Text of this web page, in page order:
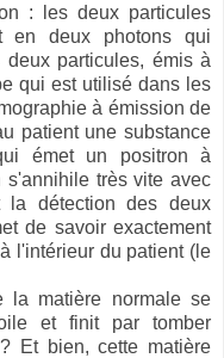
: les deux particules
en deux photons qui
particules, émis à
qui est utilisé dans les
à émission de
patient une substance
émet un positron à
s'annihile très vite avec
la détection des deux
de savoir exactement
l'intérieur du patient (le
la matière normale se
et finit par tomber
Et bien, cette matière